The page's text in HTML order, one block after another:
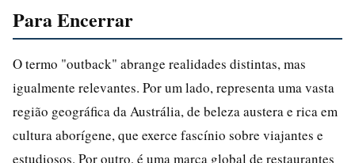
Para Encerrar
O termo "outback" abrange realidades distintas, mas
igualmente relevantes. Por um lado, representa uma vasta
região geográfica da Austrália, de beleza austera e rica em
cultura aborígene, que exerce fascínio sobre viajantes e
estudiosos. Por outro, é uma marca global de restaurantes